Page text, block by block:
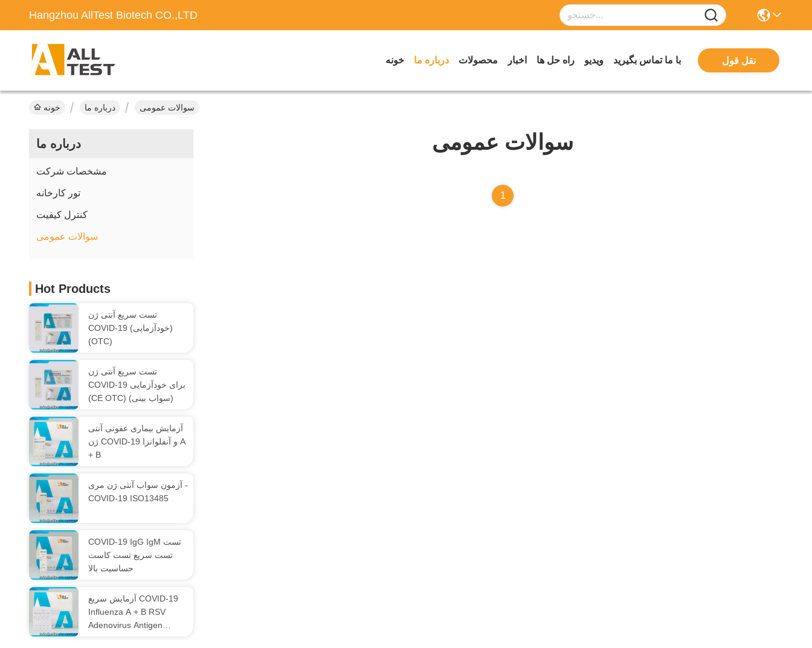
Hangzhou AllTest Biotech CO.,LTD
خونه درباره ما محصولات اخبار راه حل ها ویدیو با ما تماس بگیرید نقل قول
خونه درباره ما سوالات عمومی
درباره ما
مشخصات شرکت
تور کارخانه
کنترل کیفیت
سوالات عمومی
Hot Products
تست سریع آنتی ژن
COVID-19 (خودآزمایی)
(OTC)
تست سریع آنتی ژن
COVID-19 برای خودآزمایی
(CE OTC) (سواب بینی)
آزمایش بیماری عفونی آنتی
ژن COVID-19 و آنفلوانزا A
+ B
آزمون سواب آنتی ژن مری -
COVID-19 ISO13485
COVID-19 IgG IgM تست
تست سریع تست کاست
حساسیت بالا
آزمایش سریع COVID-19
Influenza A + B RSV
Adenovirus Antigen
سوالات عمومی
1